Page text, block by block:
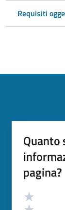
Requisiti
Quanto
pagina?
Valutazione